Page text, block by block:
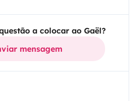
a colocar ao Gaël?
mensagem